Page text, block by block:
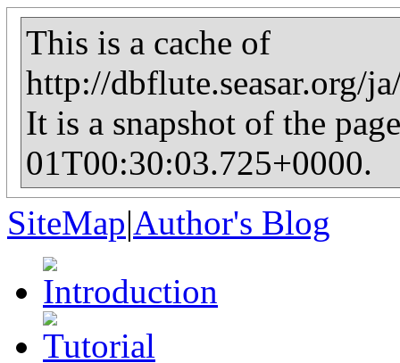
This is a cache of
http://dbflute.seasar.org/
It is a snapshot of the
01T00:30:03.725+0000.
SiteMap|Author's Blog